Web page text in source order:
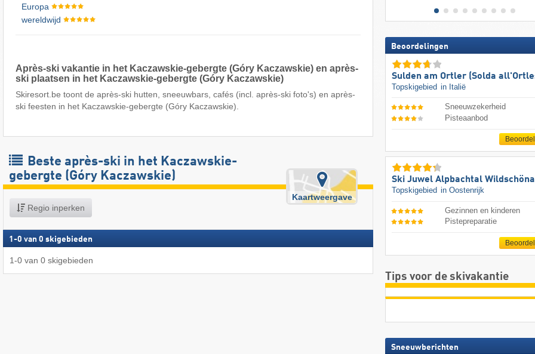
Europa
wereldwijd
Après-ski vakantie in het Kaczawskie-gebergte (Góry Kaczawskie) en après-
ski plaatsen in het Kaczawskie-gebergte (Góry Kaczawskie)
Skiresort.be toont de après-ski hutten, sneeuwbars, cafés (incl. après-ski foto's) en après-
ski feesten in het Kaczawskie-gebergte (Góry Kaczawskie).
Beste après-ski in het Kaczawskie-
gebergte (Góry Kaczawskie)
Regio inperken
Kaartweergave
1 -0 van 0 skigebieden
1-0 van 0 skigebieden
Beoordelingen
Sulden am Ortler (Solda
Topskigebied in Italië
Sneeuwzekerheid
Pisteaanbod
Ski Juwel Alpbachtal
Topskigebied in Oostenrijk
Gezinnen en kinderen
Pistepreparatie
Tips voor de skivakantie
Sneeuwberichten